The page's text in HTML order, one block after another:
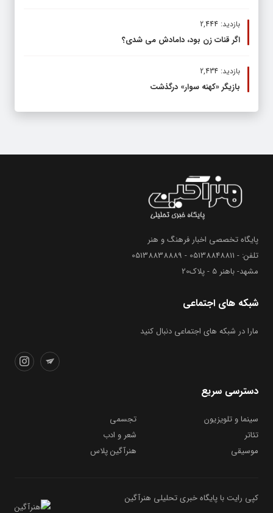
بازدید: 2,444
اگر قنات زن بود، دامادش می شدی؟
بازدید: 2,434
بازیگر «کهنه سوار» درگذشت
پایگاه تخصصی اخبار فرهنگ و هنر
تلفن: - 05138848811 - 05138838889
مشهد- باهنر 5 - پلاک20
شبکه های اجتماعی
مارا در شبکه های اجتماعی دنبال کنید
دسترسی سریع
سینما و تلویزیون
تجسمی
تئاتر
شعر و ادب
موسیقی
هنرآگین پلاس
کپی رایت با پایگاه خبری تحلیلی هنرآگین